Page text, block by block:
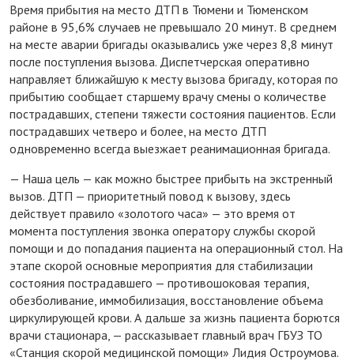
Время прибытия на место ДТП в Тюмени и Тюменском
районе в 95,6% случаев не превышало 20 минут. В среднем
на месте аварии бригады оказывались уже через 8,8 минут
после поступления вызова. Диспетчерская оперативно
направляет ближайшую к месту вызова бригаду, которая по
прибытию сообщает старшему врачу смены о количестве
пострадавших, степени тяжести состояния пациентов. Если
пострадавших четверо и более, на место ДТП
одновременно всегда выезжает реанимационная бригада.
— Наша цель — как можно быстрее прибыть на экстренный
вызов. ДТП — приоритетный повод к вызову, здесь
действует правило «золотого часа» — это время от
момента поступления звонка оператору службы скорой
помощи и до попадания пациента на операционный стол. На
этапе скорой основные мероприятия для стабилизации
состояния пострадавшего — противошоковая терапия,
обезболивание, иммобилизация, восстановление объема
циркулирующей крови. А дальше за жизнь пациента борются
врачи стационара, — рассказывает главный врач ГБУЗ ТО
«Станция скорой медицинской помощи» Лидия Остроумова.